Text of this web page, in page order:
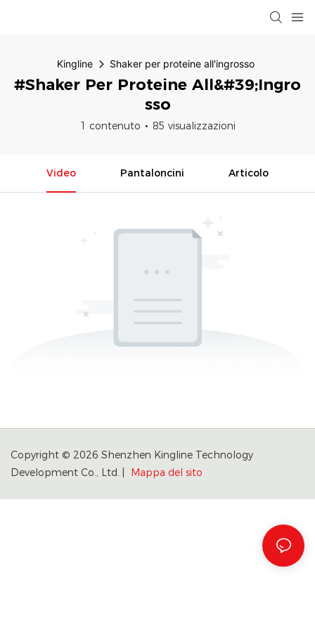
Kingline Shaker per proteine ​​all'ingrosso
#Shaker Per Proteine ​​all&#39;ingro
Sso
1 contenuto 85 visualizzazioni
Video Pantaloncini Articolo
Copyright © 2026 Shenzhen Kingline Technology
Development Co., Ltd. |
Mappa del sito